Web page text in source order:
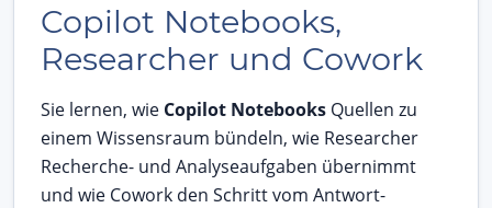
Copilot Notebooks,
Researcher und Cowork
Sie lernen, wie Copilot Notebooks Quellen zu
einem Wissensraum bündeln, wie Researcher
Recherche- und Analyseaufgaben übernimmt
und wie Cowork den Schritt vom Antwort-